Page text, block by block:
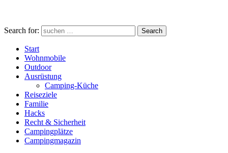
Search for: Search
Start
Wohnmobile
Outdoor
Ausrüstung
Camping-Küche
Reiseziele
Familie
Hacks
Recht & Sicherheit
Campingplätze
Campingmagazin